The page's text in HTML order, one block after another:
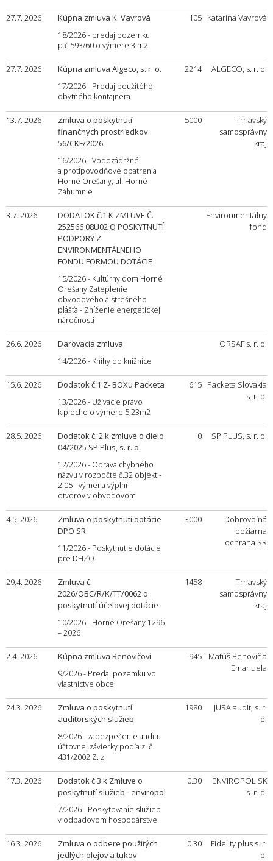
27.7. 2026 Kúpna zmluva K. Vavrová
18/2026 - predaj pozemku
p.č.593/60 o výmere 3 m2
105 Katarína Vavrová
27.7. 2026 Kúpna zmluva Algeco, s. r. o.
17/2026 - Predaj použitého
obytného kontajnera
2214 ALGECO, s. r. o.
13.7. 2026
Zmluva o poskytnutí
finančných prostriedkov
56/CKF/2026
16/2026 - Vodozádržné
a protipovodňové opatrenia
Horné Orešany, ul. Horné
Záhumnie
5000
Trnavský
samosprávny
kraj
3.7. 2026
DODATOK č.1 K ZMLUVE Č.
252566 08U02 O POSKYTNUTÍ
PODPORY Z
ENVIRONMENTÁLNEHO
FONDU FORMOU DOTÁCIE
15/2026 - Kultúrny dom Horné
Orešany Zateplenie
obvodového a strešného
plášťa - Zníženie energetickej
náročnosti
Environmentálny
fond
26.6. 2026 Darovacia zmluva
14/2026 - Knihy do knižnice
ORSAF s. r. o.
15.6. 2026 Dodatok č.1 Z- BOXu Packeta
13/2026 - Užívacie právo
k ploche o výmere 5,23m2
615 Packeta Slovakia
s. r. o.
28.5. 2026
Dodatok č. 2 k zmluve o dielo
04/2025 SP Plus, s. r. o.
12/2026 - Oprava chybného
názvu v rozpočte č.32 objekt -
2.05 - výmena výplní
otvorov v obvodovom
0 SP PLUS, s. r. o.
4.5. 2026
Zmluva o poskytnutí dotácie
DPO SR
11/2026 - Poskytnutie dotácie
pre DHZO
3000
Dobrovoľná
požiarna
ochrana SR
29.4. 2026
Zmluva č.
2026/OBC/R/K/TT/0062 o
poskytnutí účelovej dotácie
10/2026 - Horné Orešany 1296
– 2026
1458
Trnavský
samosprávny
kraj
2.4. 2026 Kúpna zmluva Benovičoví
9/2026 - Predaj pozemku vo
vlastníctve obce
945
Matúš Benovič a
Emanuela
24.3. 2026
Zmluva o poskytnutí
audítorských služieb
8/2026 - zabezpečenie auditu
účtovnej závierky podľa z. č.
431/2002 Z. z.
1980
JURA audit, s. r.
o.
17.3. 2026
Dodatok č.3 k Zmluve o
poskytnutí služieb - enviropol
7/2026 - Poskytovanie služieb
v odpadovom hospodárstve
0.30
ENVIROPOL SK
s. r. o.
16.3. 2026
Zmluva o odbere použitých
jedlých olejov a tukov
0.30
Fidelity plus s. r.
o.